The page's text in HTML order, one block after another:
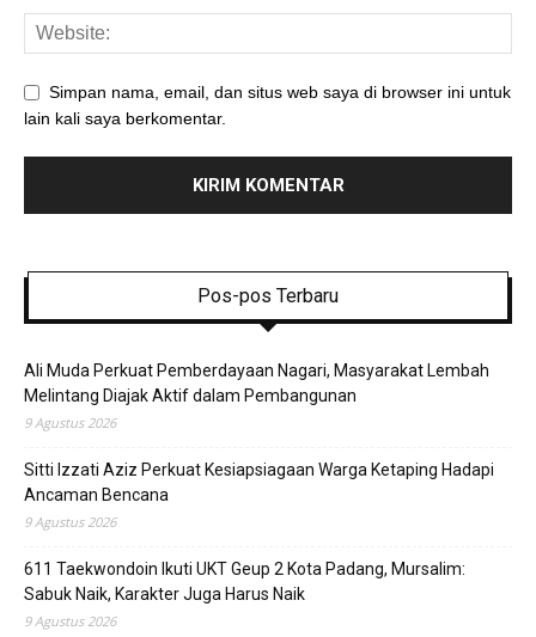
Simpan nama, email, dan situs web saya di browser ini untuk
lain kali saya berkomentar.
Pos-pos Terbaru
Ali Muda Perkuat Pemberdayaan Nagari, Masyarakat Lembah
Melintang Diajak Aktif dalam Pembangunan
9 Agustus 2026
Sitti Izzati Aziz Perkuat Kesiapsiagaan Warga Ketaping Hadapi
Ancaman Bencana
9 Agustus 2026
611 Taekwondoin Ikuti UKT Geup 2 Kota Padang, Mursalim:
Sabuk Naik, Karakter Juga Harus Naik
9 Agustus 2026